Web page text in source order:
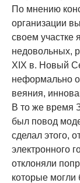
По мнению
организации
своем участке
недовольных,
XIX в. Новый
неформально
веяния,
В то же время
был повод
сделал этого,
электронного
отклоняли
которые могли